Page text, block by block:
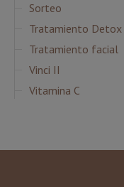
Sorteo
Tratamiento Detox
Tratamiento facial
Vinci II
Vitamina C